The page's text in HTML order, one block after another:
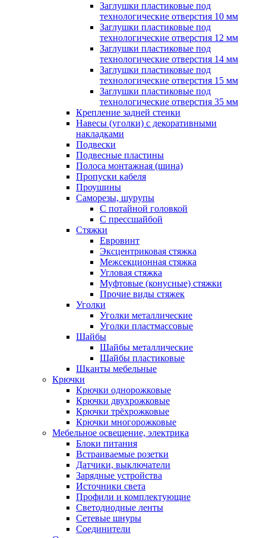
Заглушки пластиковые под
технологические отверстия 10 мм
Заглушки пластиковые под
технологические отверстия 12 мм
Заглушки пластиковые под
технологические отверстия 14 мм
Заглушки пластиковые под
технологические отверстия 15 мм
Заглушки пластиковые под
технологические отверстия 35 мм
Крепление задней стенки
Навесы (уголки) с декоративными
накладками
Подвески
Подвесные пластины
Полоса монтажная (шина)
Пропуски кабеля
Проушины
Саморезы, шурупы
С потайной головкой
С прессшайбой
Стяжки
Евровинт
Эксцентриковая стяжка
Межсекционная стяжка
Угловая стяжка
Муфтовые (конусные) стяжки
Прочие виды стяжек
Уголки
Уголки металлические
Уголки пластмассовые
Шайбы
Шайбы металлические
Шайбы пластиковые
Шканты мебельные
Крючки
Крючки однорожковые
Крючки двухрожковые
Крючки трёхрожковые
Крючки многорожковые
Мебельное освещение, электрика
Блоки питания
Встраиваемые розетки
Датчики, выключатели
Зарядные устройства
Источники света
Профили и комплектующие
Светодиодные ленты
Сетевые шнуры
Соединители